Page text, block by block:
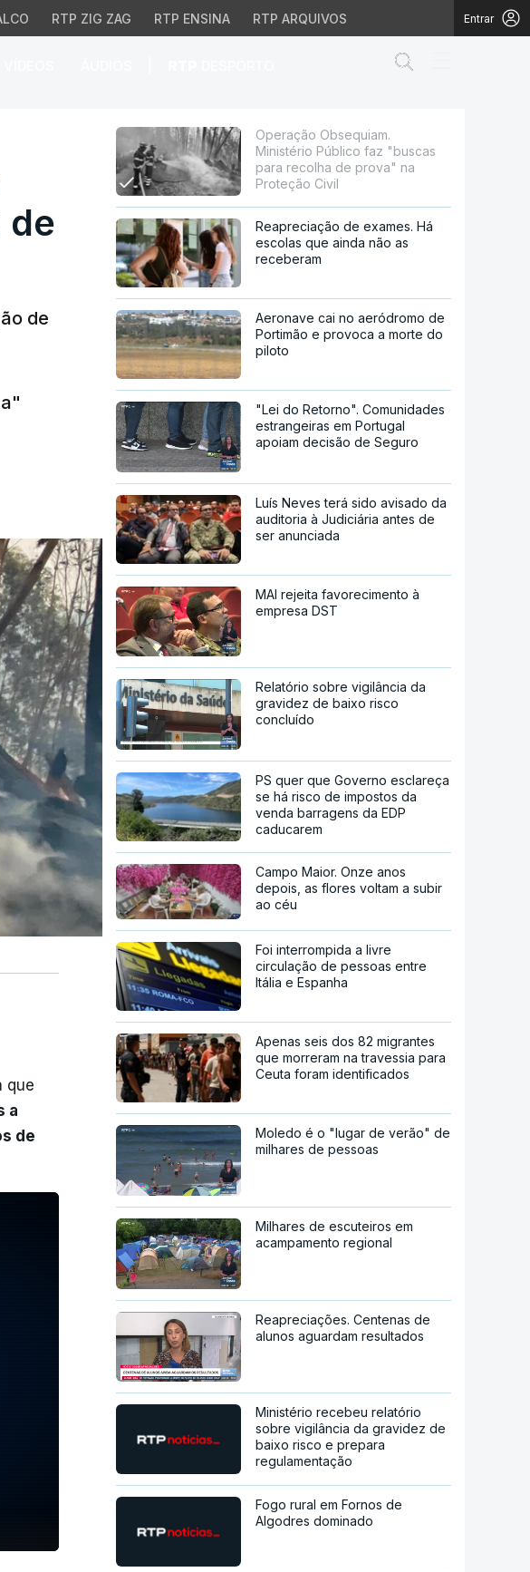
RTP ZIG ZAG RTP ENSINA RTP ARQUIVOS Entrar
faz "buscas para
de
de
que
a
de
Operação Obsequiam.
Ministério Público faz "buscas
para recolha de prova" na
Proteção Civil
Reapreciação de exames. Há
escolas que ainda não as
receberam
Aeronave cai no aeródromo de
Portimão e provoca a morte do
piloto
"Lei do Retorno". Comunidades
estrangeiras em Portugal
apoiam decisão de Seguro
Luís Neves terá sido avisado da
auditoria à Judiciária antes de
ser anunciada
MAI rejeita favorecimento à
empresa DST
Relatório sobre vigilância da
gravidez de baixo risco
concluído
PS quer que Governo esclareça
se há risco de impostos da
venda barragens da EDP
caducarem
Campo Maior. Onze anos
depois, as flores voltam a subir
ao céu
Foi interrompida a livre
circulação de pessoas entre
Itália e Espanha
Apenas seis dos 82 migrantes
que morreram na travessia para
Ceuta foram identificados
Moledo é o "lugar de verão" de
milhares de pessoas
Milhares de escuteiros em
acampamento regional
Reapreciações. Centenas de
alunos aguardam resultados
Ministério recebeu relatório
sobre vigilância da gravidez de
baixo risco e prepara
regulamentação
Fogo rural em Fornos de
Algodres dominado